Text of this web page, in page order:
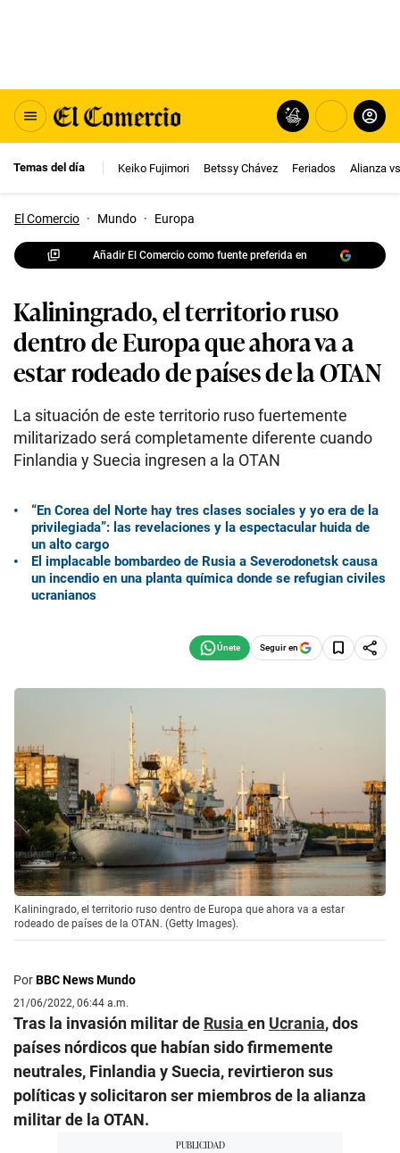
Temas del día Keiko Fujimori Betssy Chávez Feriados Alianza
El Comercio · Mundo · Europa
Añadir El Comercio como fuente preferida en
Kaliningrado, el territorio ruso
dentro de Europa que ahora va a
estar rodeado de países de la OTAN
La situación de este territorio ruso fuertemente
militarizado será completamente diferente cuando
Finlandia y Suecia ingresen a la OTAN
“En Corea del Norte hay tres clases sociales y yo era de la
privilegiada”: las revelaciones y la espectacular huida de
un alto cargo
El implacable bombardeo de Rusia a Severodonetsk causa
un incendio en una planta química donde se refugian civiles
ucranianos
Seguir en
Kaliningrado, el territorio ruso dentro de Europa que ahora va a estar
rodeado de países de la OTAN. (Getty Images).
PorBBC News Mundo
21/06/2022, 06:44 a.m.
Tras la invasión militar de Rusia en Ucrania, dos
países nórdicos que habían sido firmemente
neutrales, Finlandia y Suecia, revirtieron sus
políticas y solicitaron ser miembros de la alianza
militar de la OTAN.